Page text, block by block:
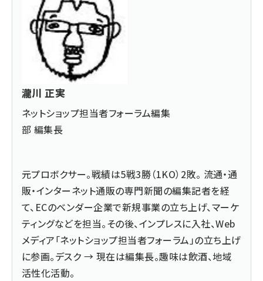
瀧川 正実
ネットショップ担当者フォーラム編集
部 編集長
元プロボクサー。戦績は5戦3勝（1KO）2敗。 流通・通
販・インターネット通販の専門新聞の編集記者を経
て、ECのベンダー企業で新規事業の立ち上げ、マーケ
ティングなどを担当。その後、インプレスに入社、Web
メディア「ネットショップ担当者フォーラム」の立ち上げ
に参画。デスク → 現在は編集長。趣味は飲酒、地域
活性化活動。